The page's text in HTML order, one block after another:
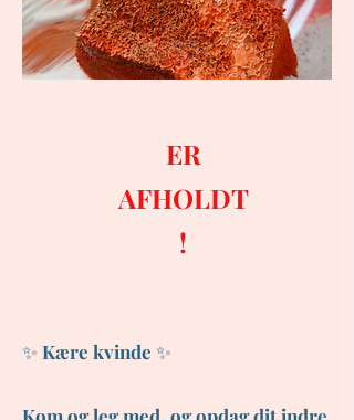
ER
AFHOLDT
!
✨ Kære kvinde ✨